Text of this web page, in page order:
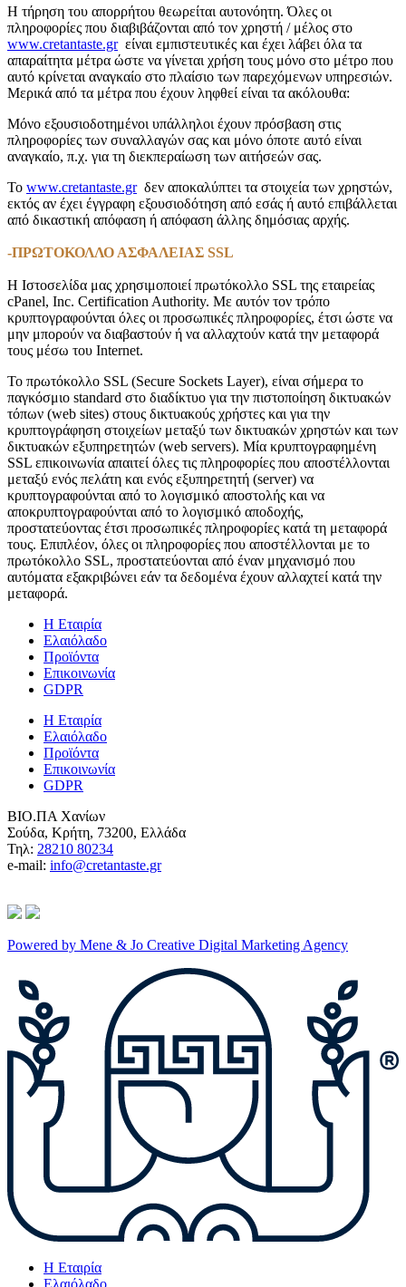
Η τήρηση του απορρήτου θεωρείται αυτονόητη. Όλες οι
πληροφορίες που διαβιβάζονται από τον χρηστή / μέλος στο
www.cretantaste.grείναι εμπιστευτικές και έχει λάβει όλα τα
απαραίτητα μέτρα ώστε να γίνεται χρήση τους μόνο στο μέτρο που
αυτό κρίνεται αναγκαίο στο πλαίσιο των παρεχόμενων υπηρεσιών.
Μερικά από τα μέτρα που έχουν ληφθεί είναι τα ακόλουθα:
Μόνο εξουσιοδοτημένοι υπάλληλοι έχουν πρόσβαση στις
πληροφορίες των συναλλαγών σας και μόνο όποτε αυτό είναι
αναγκαίο, π.χ. για τη διεκπεραίωση των αιτήσεών σας.
Το www.cretantaste.grδεν αποκαλύπτει τα στοιχεία των χρηστών,
εκτός αν έχει έγγραφη εξουσιοδότηση από εσάς ή αυτό επιβάλλεται
από δικαστική απόφαση ή απόφαση άλλης δημόσιας αρχής.
-ΠΡΩΤΟΚΟΛΛΟ ΑΣΦΑΛΕΙΑΣ SSL
H Ιστοσελίδα μας χρησιμοποιεί πρωτόκολλο SSL της εταιρείας
cPanel, Inc. Certification Authority. Με αυτόν τον τρόπο
κρυπτογραφούνται όλες οι προσωπικές πληροφορίες, έτσι ώστε να
μην μπορούν να διαβαστούν ή να αλλαχτούν κατά την μεταφορά
τους μέσω του Internet.
Το πρωτόκολλο SSL (Secure Sockets Layer), είναι σήμερα το
παγκόσμιο standard στο διαδίκτυο για την πιστοποίηση δικτυακών
τόπων (web sites) στους δικτυακούς χρήστες και για την
κρυπτογράφηση στοιχείων μεταξύ των δικτυακών χρηστών και των
δικτυακών εξυπηρετητών (web servers). Μία κρυπτογραφημένη
SSL επικοινωνία απαιτεί όλες τις πληροφορίες που αποστέλλονται
μεταξύ ενός πελάτη και ενός εξυπηρετητή (server) να
κρυπτογραφούνται από το λογισμικό αποστολής και να
αποκρυπτογραφούνται από το λογισμικό αποδοχής,
προστατεύοντας έτσι προσωπικές πληροφορίες κατά τη μεταφορά
τους. Επιπλέον, όλες οι πληροφορίες που αποστέλλονται με το
πρωτόκολλο SSL, προστατεύονται από έναν μηχανισμό που
αυτόματα εξακριβώνει εάν τα δεδομένα έχουν αλλαχτεί κατά την
μεταφορά.
Η Εταιρία
Ελαιόλαδο
Προϊόντα
Επικοινωνία
GDPR
Η Εταιρία
Ελαιόλαδο
Προϊόντα
Επικοινωνία
GDPR
ΒΙΟ.ΠΑ Χανίων
Σούδα, Κρήτη, 73200, Ελλάδα
Τηλ: 28210 80234
e-mail: info@cretantaste.gr
Powered by Mene & Jo Creative Digital Marketing Agency
Η Εταιρία
Ελαιόλαδο